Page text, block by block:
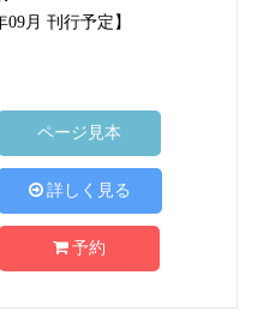
09月 刊行予定】
ページ見本
詳しく見る
予約